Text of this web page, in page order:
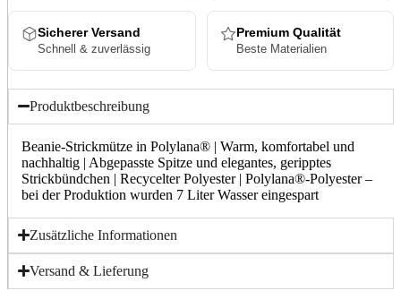
Sicherer Versand
Schnell & zuverlässig
Premium Qualität
Beste Materialien
Produktbeschreibung
Beanie-Strickmütze in Polylana® | Warm, komfortabel und
nachhaltig | Abgepasste Spitze und elegantes, geripptes
Strickbündchen | Recycelter Polyester | Polylana®-Polyester –
bei der Produktion wurden 7 Liter Wasser eingespart
Zusätzliche Informationen
Versand & Lieferung